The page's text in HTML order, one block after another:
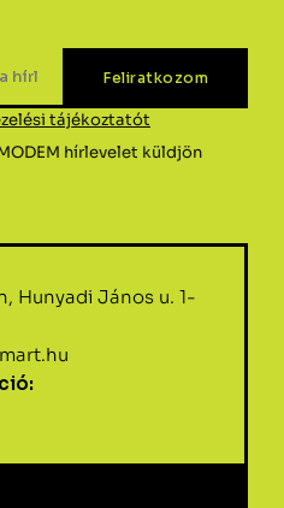
tájékoztatót
hírlevelet küldjön
Hunyadi János u. 1-